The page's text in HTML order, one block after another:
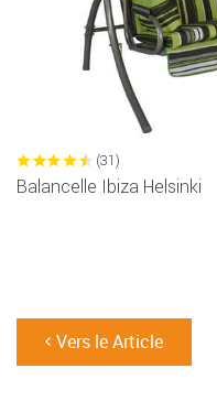
(31)
Balancelle Ibiza Helsinki
Vers le Article